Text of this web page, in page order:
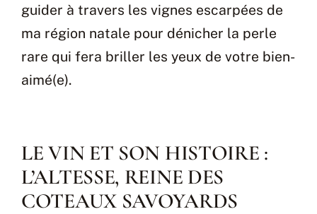
guider à travers les vignes escarpées de
ma région natale pour dénicher la perle
rare qui fera briller les yeux de votre bien-
aimé(e).
LE VIN ET SON HISTOIRE :
L’ALTESSE, REINE DES
COTEAUX SAVOYARDS